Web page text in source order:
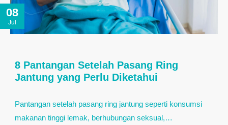
08
Jul
8 Pantangan Setelah Pasang Ring
Jantung yang Perlu Diketahui
Pantangan setelah pasang ring jantung seperti konsumsi
makanan tinggi lemak, berhubungan seksual,…